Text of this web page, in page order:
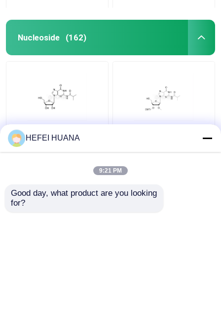
Nucleoside (162)
rG ((iBu)
3'-O-DMTr-2'-O-Me-rG
HEFEI HUANA
9:21 PM
Good day, what product are you looking
for?